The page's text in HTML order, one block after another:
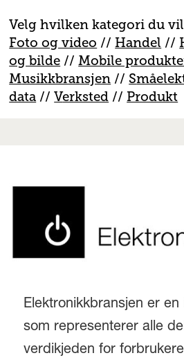
Velg hvilken kategori du
Foto og video // Handel //
og bilde //Mobile
Musikkbransjen // S
data //Verksted // Produkt
Elektronikkbransjen er en
som representerer alle
verdikjeden for